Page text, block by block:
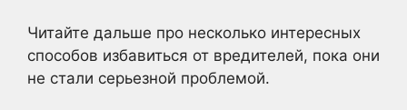
Читайте дальше про несколько интересных
способов избавиться от вредителей, пока они
не стали серьезной проблемой.